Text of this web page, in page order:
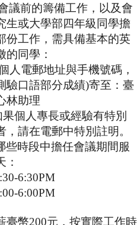
議前的籌備工作，以及會
生或大學部四年級同學擔
份工作，需具備基本的英
同學：
人電郵地址與手機號碼，
驗口語部分成績)寄至：臺
林助理
果個人專長或經驗有特別
請在電郵中特別註明。
些時段中擔任會議期間服
6:30PM
6:00PM
臺幣200元，按實際工作時